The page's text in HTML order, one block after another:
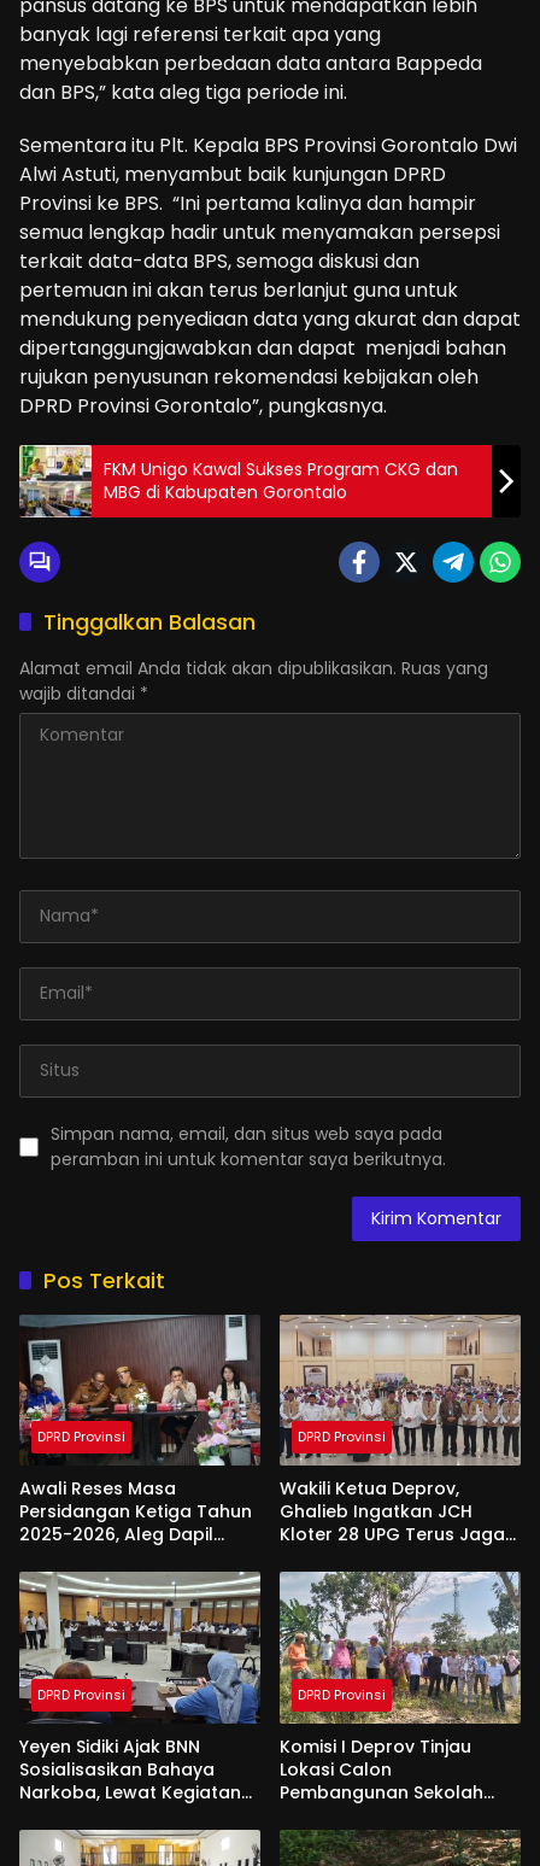
banyak lagi referensi terkait apa yang
menyebabkan perbedaan data antara Bappeda
dan BPS,” kata aleg tiga periode ini.
Sementara itu Plt. Kepala BPS Provinsi Gorontalo Dwi
Alwi Astuti, menyambut baik kunjungan DPRD
Provinsi ke BPS. “Ini pertama kalinya dan hampir
semua lengkap hadir untuk menyamakan persepsi
terkait data-data BPS, semoga diskusi dan
pertemuan ini akan terus berlanjut guna untuk
mendukung penyediaan data yang akurat dan dapat
dipertanggungjawabkan dan dapat menjadi bahan
rujukan penyusunan rekomendasi kebijakan oleh
DPRD Provinsi Gorontalo”, pungkasnya.
FKM Unigo Kawal Sukses Program CKG dan
MBG di Kabupaten Gorontalo
Tinggalkan Balasan
Alamat email Anda tidak akan dipublikasikan. Ruas yang
wajib ditandai *
Simpan nama, email, dan situs web saya pada
peramban ini untuk komentar saya berikutnya.
Pos Terkait
DPRD Provinsi
Awali Reses Masa
Persidangan Ketiga Tahun
2025-2026, Aleg Dapil
Apresiasi Dari Pemda
DPRD Provinsi
Wakili Ketua Deprov,
Ghalieb Ingatkan JCH
Kloter 28 UPG Terus Jaga
Tanah Suci
DPRD Provinsi
Yeyen Sidiki Ajak BNN
Sosialisasikan Bahaya
Narkoba, Lewat Kegiatan
DPRD Provinsi
Komisi I Deprov Tinjau
Lokasi Calon
Pembangunan Sekolah